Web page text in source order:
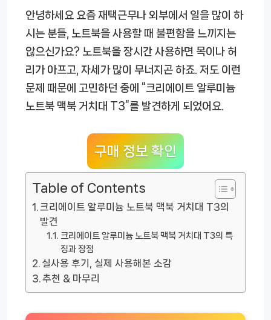
안녕하세요 요즘 재택근무나 외부에서 일을 많이 하
시는 분들, 노트북을 사용할 때 불편함을 느끼지는
않으신가요? 노트북을 장시간 사용하면 목이나 허
리가 아프고, 자세가 많이 무너지곤 하죠. 저도 이런
문제 때문에 고민하던 중에 “크리에이트 알루미늄
노트북 맥북 거치대 T3”를 발견하게 되었어요.
구매 정보 확인
Table of Contents
크리에이트 알루미늄 노트북 맥북 거치대 T3의
발견
크리에이트 알루미늄 노트북 맥북 거치대 T3의 특
징과 장점
실사용 후기, 실제 사용해본 소감
추천 & 마무리